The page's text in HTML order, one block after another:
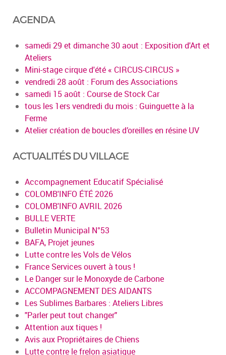
AGENDA
samedi 29 et dimanche 30 aout : Exposition d'Art et
Ateliers
Mini-stage cirque d'été « CIRCUS-CIRCUS »
vendredi 28 août : Forum des Associations
samedi 15 août : Course de Stock Car
tous les 1ers vendredi du mois : Guinguette à la
Ferme
Atelier création de boucles d’oreilles en résine UV
ACTUALITÉS DU VILLAGE
Accompagnement Educatif Spécialisé
COLOMB'INFO ÉTÉ 2026
COLOMB'INFO AVRIL 2026
BULLE VERTE
Bulletin Municipal N°53
BAFA, Projet jeunes
Lutte contre les Vols de Vélos
France Services ouvert à tous !
Le Danger sur le Monoxyde de Carbone
ACCOMPAGNEMENT DES AIDANTS
Les Sublimes Barbares : Ateliers Libres
"Parler peut tout changer"
Attention aux tiques !
Avis aux Propriétaires de Chiens
Lutte contre le frelon asiatique